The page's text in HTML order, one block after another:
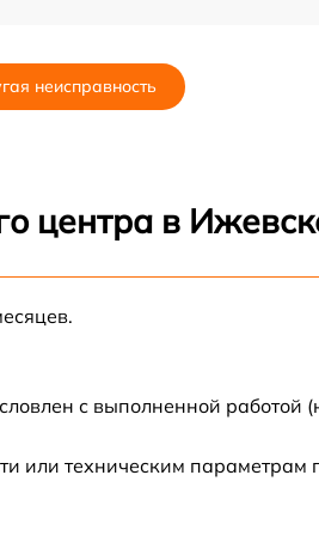
60 мин
60 мин
неисправность
центра в
с выполненной
или техническим